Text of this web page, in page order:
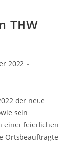
THW
2022
der neue
sein
einer feierlichen
Ortsbeauftragte